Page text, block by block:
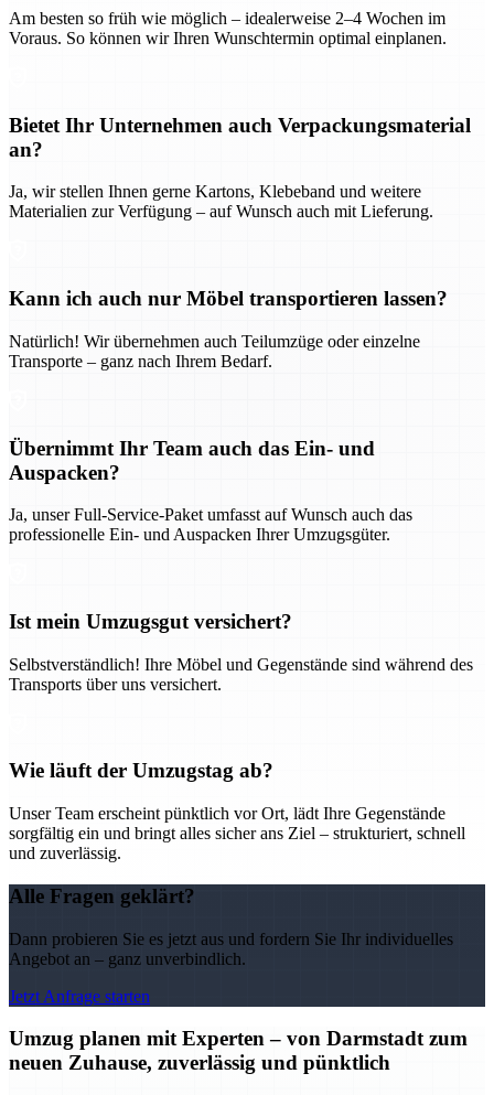
Am besten so früh wie möglich – idealerweise 2–4 Wochen im
Voraus. So können wir Ihren Wunschtermin optimal einplanen.
Bietet Ihr Unternehmen auch Verpackungsmaterial
an?
Ja, wir stellen Ihnen gerne Kartons, Klebeband und weitere
Materialien zur Verfügung – auf Wunsch auch mit Lieferung.
Kann ich auch nur Möbel transportieren lassen?
Natürlich! Wir übernehmen auch Teilumzüge oder einzelne
Transporte – ganz nach Ihrem Bedarf.
Übernimmt Ihr Team auch das Ein- und
Auspacken?
Ja, unser Full-Service-Paket umfasst auf Wunsch auch das
professionelle Ein- und Auspacken Ihrer Umzugsgüter.
Ist mein Umzugsgut versichert?
Selbstverständlich! Ihre Möbel und Gegenstände sind während des
Transports über uns versichert.
Wie läuft der Umzugstag ab?
Unser Team erscheint pünktlich vor Ort, lädt Ihre Gegenstände
sorgfältig ein und bringt alles sicher ans Ziel – strukturiert, schnell
und zuverlässig.
Alle Fragen geklärt?
Dann probieren Sie es jetzt aus und fordern Sie Ihr individuelles
Angebot an – ganz unverbindlich.
Jetzt Anfrage starten
Umzug planen mit Experten – von Darmstadt zum
neuen Zuhause, zuverlässig und pünktlich